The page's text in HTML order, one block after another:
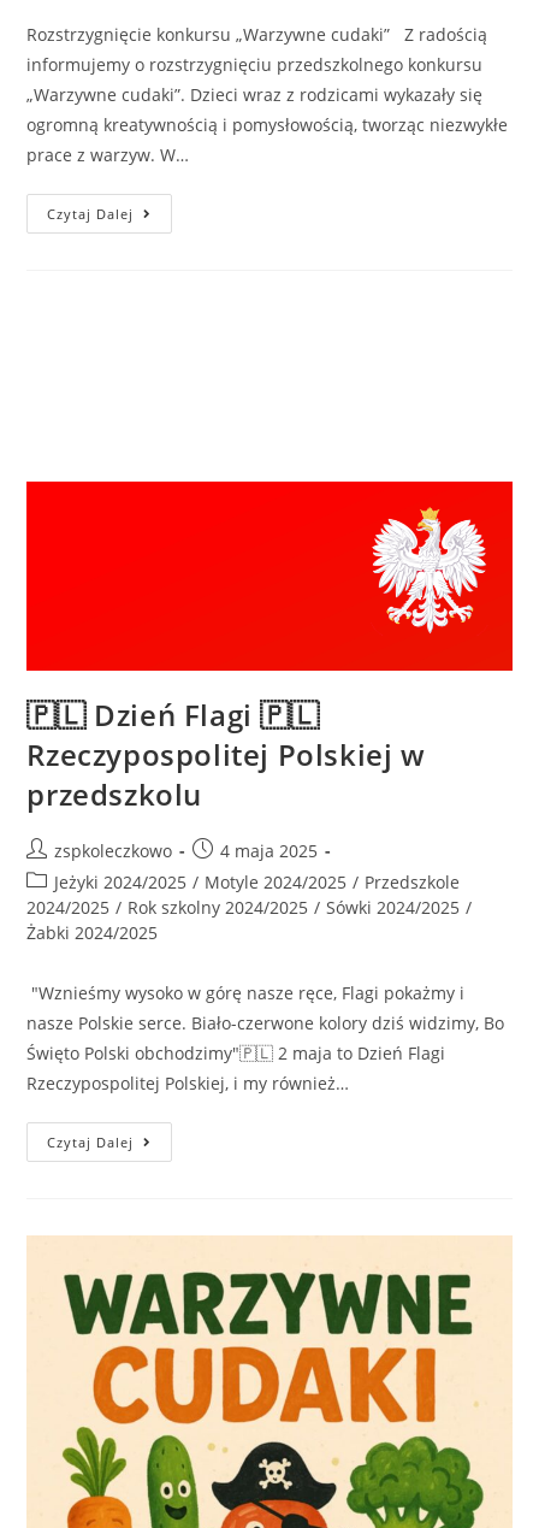
Rozstrzygnięcie konkursu „Warzywne cudaki” Z radością
informujemy o rozstrzygnięciu przedszkolnego konkursu
„Warzywne cudaki”. Dzieci wraz z rodzicami wykazały się
ogromną kreatywnością i pomysłowością, tworząc niezwykłe
prace z warzyw. W…
Czytaj Dalej
🇵🇱 Dzień Flagi 🇵🇱
Rzeczypospolitej Polskiej w
przedszkolu
zspkoleczkowo
4 maja 2025
Jeżyki 2024/2025 / Motyle 2024/2025 / Przedszkole
2024/2025 / Rok szkolny 2024/2025 / Sówki 2024/2025 /
Żabki 2024/2025
"Wznieśmy wysoko w górę nasze ręce, Flagi pokażmy i
nasze Polskie serce. Biało-czerwone kolory dziś widzimy, Bo
Święto Polski obchodzimy"🇵🇱 2 maja to Dzień Flagi
Rzeczypospolitej Polskiej, i my również…
Czytaj Dalej